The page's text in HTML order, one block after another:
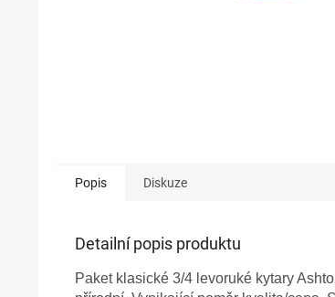
Popis Diskuze
Detailní popis produktu
Paket klasické 3/4 levoruké kytary